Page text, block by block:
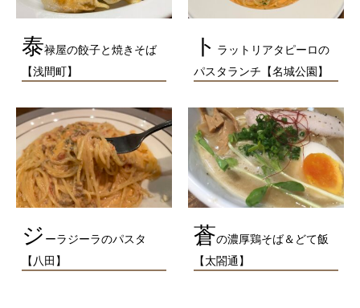
泰禄屋の餃子と焼きそば
【浅間町】
ト ラットリアタピーロの
パスタランチ【名城公園】
ジ ーラジーラのパスタ
【八田】
蒼の濃厚鶏そば＆どて飯
【太閤通】